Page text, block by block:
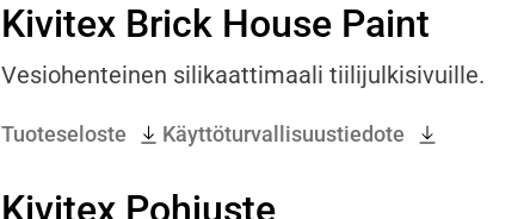
Kivitex Brick House Paint
Vesiohenteinen silikaattimaali tiilijulkisivuille.
Tuoteseloste Käyttöturvallisuustiedote
Kivitex Pohjuste